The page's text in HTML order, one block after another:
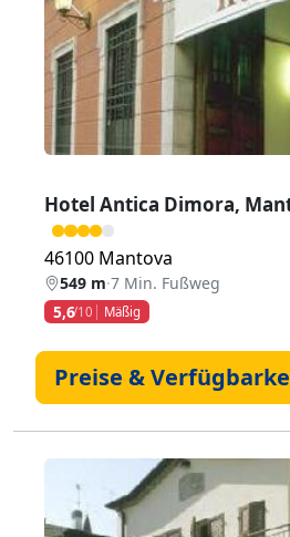
Zurück
Hotel Antica Dimora,
46100 Mantova
549 m·7 Min. Fußweg
5,6/10 Mäßig
Preise &